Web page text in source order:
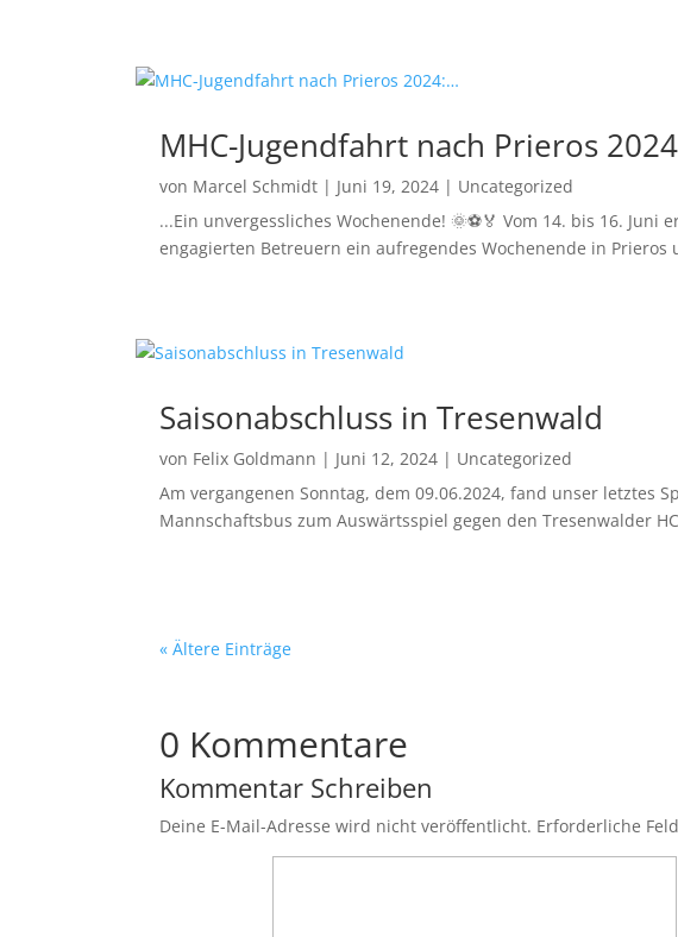
MHC-Jugendfahrt nach Prieros
von Marcel Schmidt | Juni 19, 2024 | Uncategorized
...Ein unvergessliches Wochenende! 🌞⚽🏅 Vom 14. bis 16.
engagierten Betreuern ein aufregendes Wochenende in Prieros
Saisonabschluss in Tresenwald
von Felix Goldmann | Juni 12, 2024 | Uncategorized
Am vergangenen Sonntag, dem 09.06.2024, fand unser letztes
Mannschaftsbus zum Auswärtsspiel gegen den Tresenwalder
« Ältere Einträge
0 Kommentare
Kommentar Schreiben
Deine E-Mail-Adresse wird nicht veröffentlicht. Erforderliche